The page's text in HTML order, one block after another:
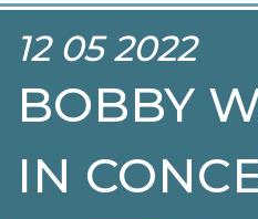
12 05 2022
BOBBY
IN